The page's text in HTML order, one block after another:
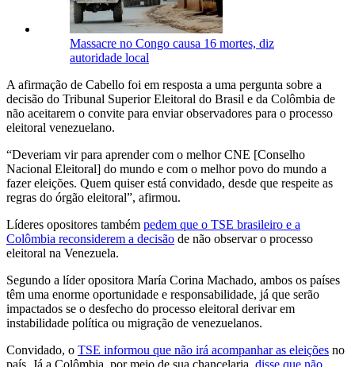
Massacre no Congo causa 16 mortes, diz
autoridade local
A afirmação de Cabello foi em resposta a uma pergunta sobre a
decisão do Tribunal Superior Eleitoral do Brasil e da Colômbia de
não aceitarem o convite para enviar observadores para o processo
eleitoral venezuelano.
“Deveriam vir para aprender com o melhor CNE [Conselho
Nacional Eleitoral] do mundo e com o melhor povo do mundo a
fazer eleições. Quem quiser está convidado, desde que respeite as
regras do órgão eleitoral”, afirmou.
Líderes opositores também pedem que o TSE brasileiro e a
Colômbia reconsiderem a decisão de não observar o processo
eleitoral na Venezuela.
Segundo a líder opositora María Corina Machado, ambos os países
têm uma enorme oportunidade e responsabilidade, já que serão
impactados se o desfecho do processo eleitoral derivar em
instabilidade política ou migração de venezuelanos.
Convidado, o TSE informou que não irá acompanhar as eleições no
país. Já a Colômbia, por meio de sua chancelaria, disse que não